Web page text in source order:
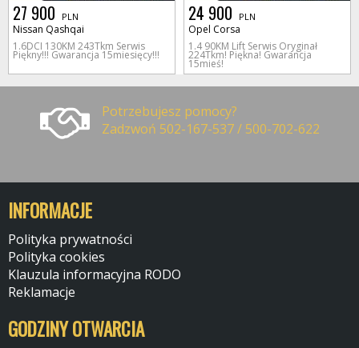
27 900 PLN
Nissan Qashqai
1.6DCI 130KM 243Tkm Serwis
Piękny!!! Gwarancja 15miesięcy!!!
24 900 PLN
Opel Corsa
1.4 90KM Lift Serwis Oryginał
224Tkm! Piękna! Gwarancja
15mieś!
Potrzebujesz pomocy?
Zadzwoń 502-167-537 / 500-702-622
INFORMACJE
Polityka prywatności
Polityka cookies
Klauzula informacyjna RODO
Reklamacje
GODZINY OTWARCIA